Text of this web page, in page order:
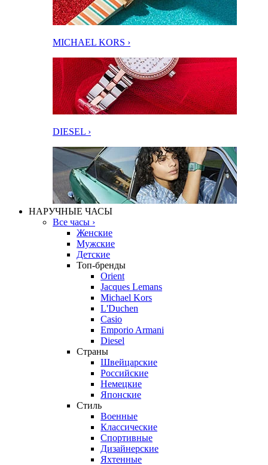
MICHAEL KORS ›
DIESEL ›
НАРУЧНЫЕ ЧАСЫ
Все часы ›
Женские
Мужские
Детские
Топ-бренды
Orient
Jacques Lemans
Michael Kors
L'Duchen
Casio
Emporio Armani
Diesel
Страны
Швейцарские
Российские
Немецкие
Японские
Стиль
Военные
Классические
Спортивные
Дизайнерские
Яхтенные